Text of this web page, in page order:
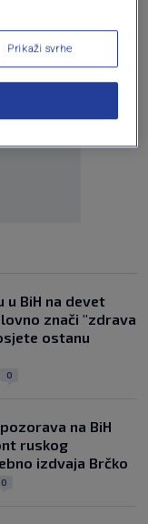
u BiH na devet
znači "zdrava
ostanu
0
na BiH
ruskog
izdvaja Brčko
0
Prikaži svrhe